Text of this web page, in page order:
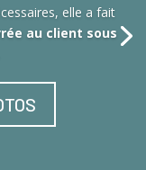
elle a fait
au client sous